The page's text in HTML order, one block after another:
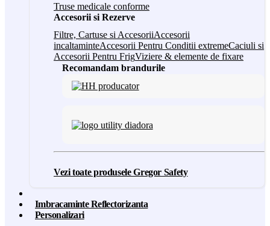
Truse medicale conforme
Accesorii si Rezerve
Filtre, Cartuse si AccesoriiAccesorii
incaltaminteAccesorii Pentru Conditii extremeCaciuli si
Accesorii Pentru FrigViziere & elemente de fixare
Recomandam brandurile
Vezi toate produsele Gregor Safety
Imbracaminte Reflectorizanta
Personalizari